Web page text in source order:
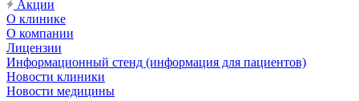
Акции
О клинике
О компании
Лицензии
Информационный стенд (информация для пациентов)
Новости клиники
Новости медицины